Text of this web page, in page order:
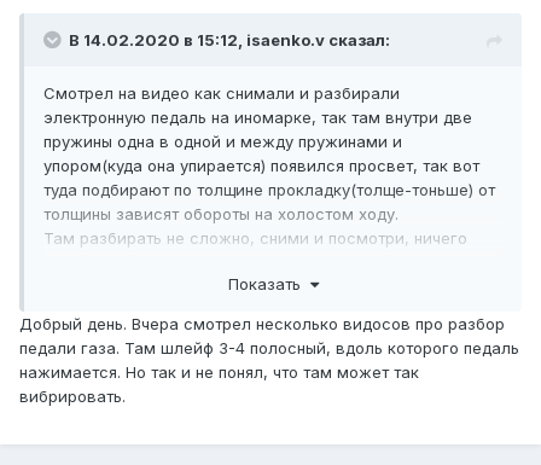
В 14.02.2020 в 15:12, isaenko.v сказал:
Смотрел на видео как снимали и разбирали
электронную педаль на иномарке, так там внутри две
пружины одна в одной и между пружинами и
упором(куда она упирается) появился просвет, так вот
туда подбирают по толщине прокладку(толще-тоньше) от
толщины зависят обороты на холостом ходу.
Там разбирать не сложно, сними и посмотри, ничего
Купишь точно такую педаль и что дальше?
Дерзай.
Показать
Добрый день. Вчера смотрел несколько видосов про разбор
педали газа. Там шлейф 3-4 полосный, вдоль которого педаль
нажимается. Но так и не понял, что там может так
вибрировать.